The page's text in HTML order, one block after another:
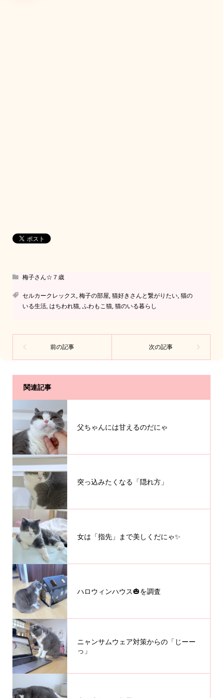
梅子さん☆７歳
セルカークレックス,梅子の部屋,猫好きさんと繋がりたい,猫の
いる生活,はちわれ猫,ふわもこ猫,猫のいる暮らし
関連記事
父ちゃんには甘えるのだにゃ
突っ込みたくなる「隠れ方」
女は「指先」まで美しくだにゃ✨
ハロウィンハウス🎃を調査
ニャンサムウェア対策からの「じーー
っ」